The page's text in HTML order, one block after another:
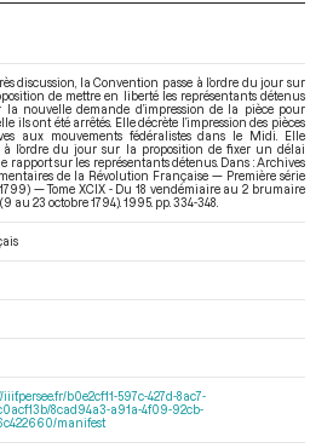
discussion, la Convention passe à l’ordre du jour sur
de mettre en liberté les représentants détenus
la nouvelle demande d’impression de la pièce pour
ils ont été arrêtés. Elle décrète l’impression des pièces
aux mouvements fédéralistes dans le Midi. Elle
à l’ordre du jour sur la proposition de fixer un délai
rapport sur les représentants détenus. Dans : Archives
de la Révolution Française — Première série
1799) — Tome XCIX - Du 18 vendémiaire au 2 brumaire
au 23 octobre 1794) . 1995. pp. 334-348.
iiif.persee.fr/b0e2cf11-597c-427d-8ac7-
8cad94a3-a91a-4f09-92cb-
manifest